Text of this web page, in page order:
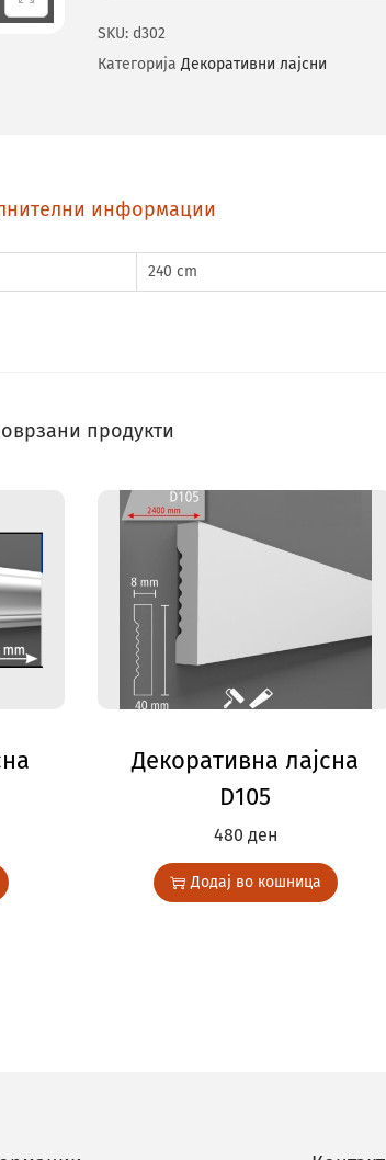
SKU: d302
КатегоријаДекоративни лајсни
информации
240 cm
продукти
Декоративна лајсна
D105
480 ден
Додај во кошница